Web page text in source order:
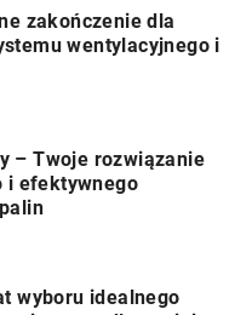
zakończenie dla
wentylacyjnego i
– Twoje rozwiązanie
i efektywnego
wyboru idealnego